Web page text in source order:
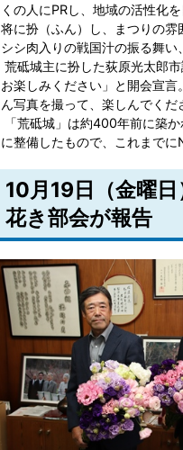
くの人にPRし、地域の活性化
将に扮（ふん）し、まつりの
シシ肉入りの戦国汁の振る舞い
荒砥城主に扮した荻原光太郎
お楽しみください」と開会宣
ん写真を撮って、楽しんでくだ
「荒砥城」は約400年前に築
に整備したもので、これまでに
10月19日（金曜
花き部会が報告